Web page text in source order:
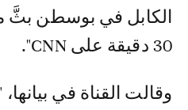
الكابل في بوسطن بثَّ
30 دقيقة على CNN".
وقالت القناة في